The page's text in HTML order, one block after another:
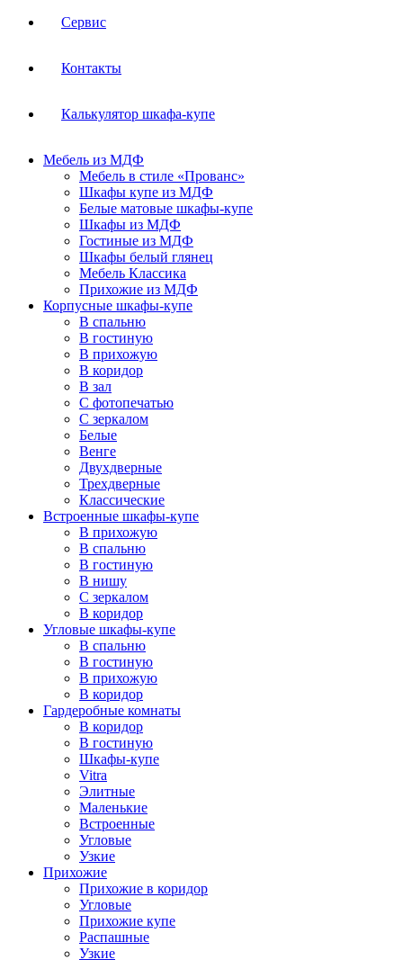
Сервис
Контакты
Калькулятор шкафа-купе
Мебель из МДФ
Мебель в стиле «Прованс»
Шкафы купе из МДФ
Белые матовые шкафы-купе
Шкафы из МДФ
Гостиные из МДФ
Шкафы белый глянец
Мебель Классика
Прихожие из МДФ
Корпусные шкафы-купе
В спальню
В гостиную
В прихожую
В коридор
В зал
С фотопечатью
С зеркалом
Белые
Венге
Двухдверные
Трехдверные
Классические
Встроенные шкафы-купе
В прихожую
В спальню
В гостиную
В нишу
С зеркалом
В коридор
Угловые шкафы-купе
В спальню
В гостиную
В прихожую
В коридор
Гардеробные комнаты
В коридор
В гостиную
Шкафы-купе
Vitra
Элитные
Маленькие
Встроенные
Угловые
Узкие
Прихожие
Прихожие в коридор
Угловые
Прихожие купе
Распашные
Узкие